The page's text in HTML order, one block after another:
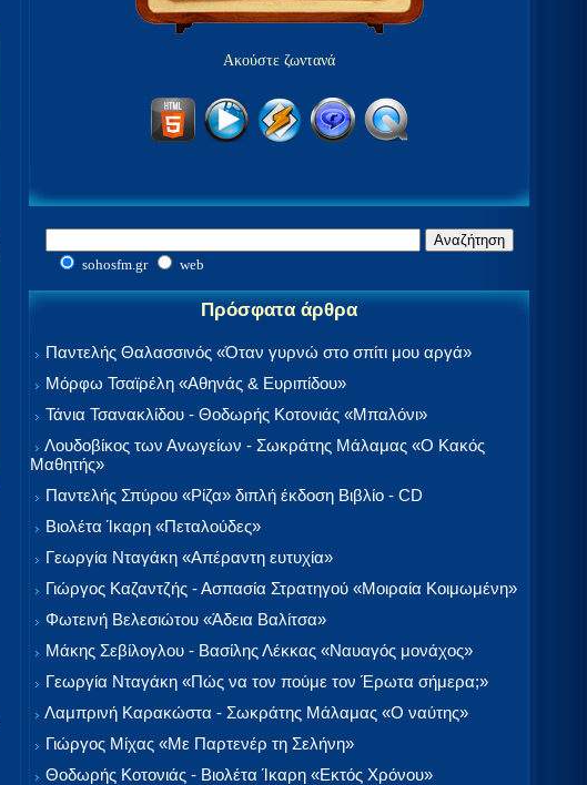
Ακούστε ζωντανά
sohosfm.gr web
Πρόσφατα άρθρα
Παντελής Θαλασσινός «Όταν γυρνώ στο σπίτι μου αργά»
Μόρφω Τσαϊρέλη «Αθηνάς & Ευριπίδου»
Τάνια Τσανακλίδου - Θοδωρής Κοτονιάς «Μπαλόνι»
Λουδοβίκος των Ανωγείων - Σωκράτης Μάλαμας «Ο Κακός
Μαθητής»
Παντελής Σπύρου «Ρίζα» διπλή έκδοση Βιβλίο - CD
Βιολέτα Ίκαρη «Πεταλούδες»
Γεωργία Νταγάκη «Aπέραντη ευτυχία»
Γιώργος Καζαντζής - Ασπασία Στρατηγού «Μοιραία Κοιμωμένη»
Φωτεινή Βελεσιώτου «Άδεια Βαλίτσα»
Μάκης Σεβίλογλου - Βασίλης Λέκκας «Ναυαγός μονάχος»
Γεωργία Νταγάκη «Πώς να τον πούμε τον Έρωτα σήμερα;»
Λαμπρινή Καρακώστα - Σωκράτης Μάλαμας «Ο ναύτης»
Γιώργος Μίχας «Με Παρτενέρ τη Σελήνη»
Θοδωρής Κοτονιάς - Βιολέτα Ίκαρη «Εκτός Χρόνου»